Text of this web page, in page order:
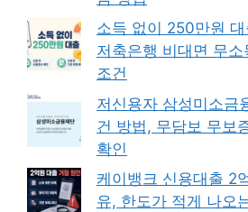
소득 없이 250만원
저축은행 비대면 무
조건
저신용자 삼성미소금
건 방법, 무담보 무보
확인
케이뱅크 신용대출 2
유, 한도가 적게 나오